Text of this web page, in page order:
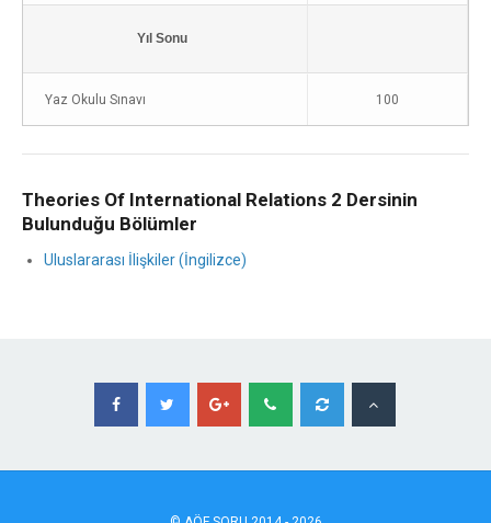
Yıl Sonu
Yaz Okulu Sınavı 100
Theories Of International Relations 2 Dersinin
Bulunduğu Bölümler
Uluslararası İlişkiler (İngilizce)